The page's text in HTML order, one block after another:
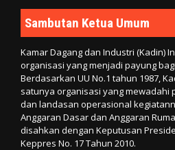
Sambutan Ketua Umum
Kamar Dagang dan Industri (Kadin)
organisasi yang menjadi payung
Berdasarkan UU No.1 tahun 1987,
satunya organisasi yang mewadahi
dan landasan operasional
Anggaran Dasar dan Anggaran
disahkan dengan Keputusan
Keppres No. 17 Tahun 2010.